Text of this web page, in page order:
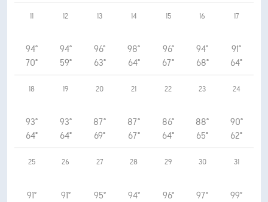
11
94°
70°
12
94°
59°
13
96°
63°
14
98°
64°
15
96°
67°
16
94°
68°
17
91°
64°
18
93°
64°
19
93°
64°
20
87°
69°
21
87°
67°
22
86°
64°
23
88°
65°
24
90°
62°
25
91°
26
91°
27
95°
28
94°
29
96°
30
97°
31
99°